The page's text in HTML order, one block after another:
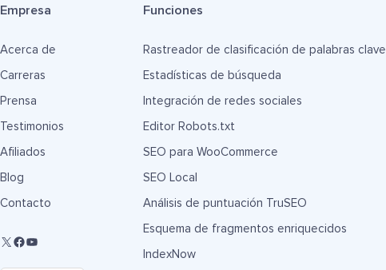
Empresa
Acerca de
Carreras
Prensa
Testimonios
Afiliados
Blog
Contacto
Funciones
Rastreador de clasificación de palabras clave
Estadísticas de búsqueda
Integración de redes sociales
Editor Robots.txt
SEO para WooCommerce
SEO Local
Análisis de puntuación TruSEO
Esquema de fragmentos enriquecidos
IndexNow